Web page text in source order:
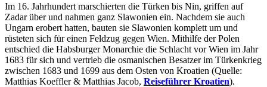
Im 16. Jahrhundert marschierten die Türken bis Nin, griffen auf
Zadar über und nahmen ganz Slawonien ein. Nachdem sie auch
Ungarn erobert hatten, bauten sie Slawonien komplett um und
rüsteten sich für einen Feldzug gegen Wien. Mithilfe der Polen
entschied die Habsburger Monarchie die Schlacht vor Wien im Jahr
1683 für sich und vertrieb die osmanischen Besatzer im Türkenkrieg
zwischen 1683 und 1699 aus dem Osten von Kroatien (Quelle:
Matthias Koeffler & Matthias Jacob, Reiseführer Kroatien).